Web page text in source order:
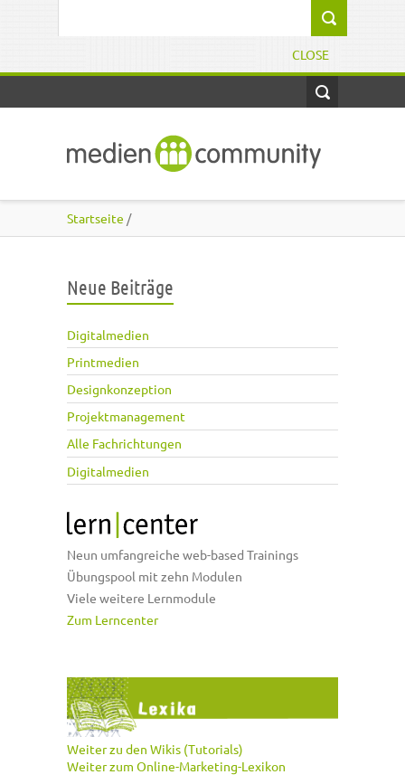
CLOSE
Startseite /
Neue Beiträge
Digitalmedien
Printmedien
Designkonzeption
Projektmanagement
Alle Fachrichtungen
Digitalmedien
Neun umfangreiche web-based Trainings
Übungspool mit zehn Modulen
Viele weitere Lernmodule
Zum Lerncenter
Weiter zu den Wikis (Tutorials)
Weiter zum Online-Marketing-Lexikon